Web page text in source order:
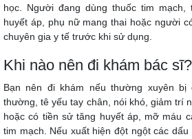
học. Người đang dùng thuốc tim mạch,
huyết áp, phụ nữ mang thai hoặc người
chuyên gia y tế trước khi sử dụng.
Khi nào nên đi khám bác sĩ?
Bạn nên đi khám nếu thường xuyên bị
thường, tê yếu tay chân, nói khó, giảm trí
hoặc có tiền sử tăng huyết áp, mỡ máu
tim mạch. Nếu xuất hiện đột ngột các